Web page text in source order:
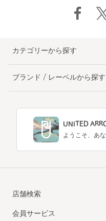
カテゴリーから探す
ブランド / レーベルから探す
UNITED
ようこそ、あ
店舗検索
会員サービス